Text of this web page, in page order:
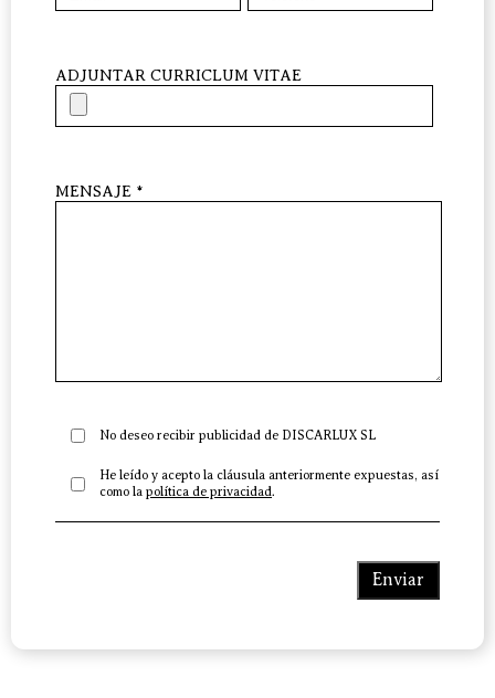
ADJUNTAR CURRICLUM VITAE
MENSAJE *
No deseo recibir publicidad de DISCARLUX SL
He leído y acepto la cláusula anteriormente expuestas, así
como la política de privacidad.